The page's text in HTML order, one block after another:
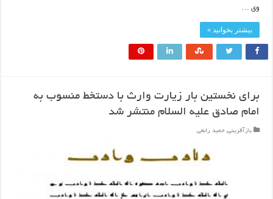
وی …
بیشتر بخوانید »
برای نخستین بار زیارت وارث با دستخط منسوب به
امام صادق علیه السلام منتشر شد
بازآفرینی, حمید رابعی